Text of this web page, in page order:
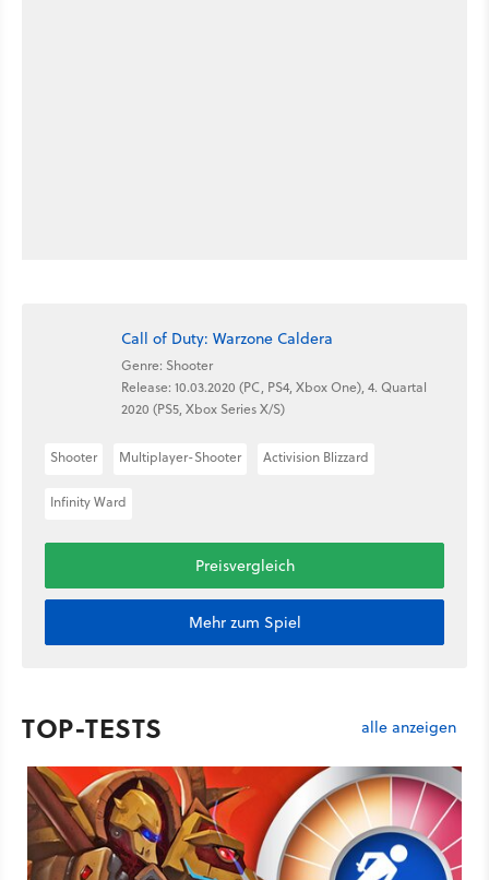
Call of Duty: Warzone Caldera
Genre: Shooter
Release: 10.03.2020 (PC, PS4, Xbox One), 4. Quartal
2020 (PS5, Xbox Series X/S)
Shooter Multiplayer-Shooter Activision Blizzard
Infinity Ward
Preisvergleich
Mehr zum Spiel
TOP-TESTS alle anzeigen